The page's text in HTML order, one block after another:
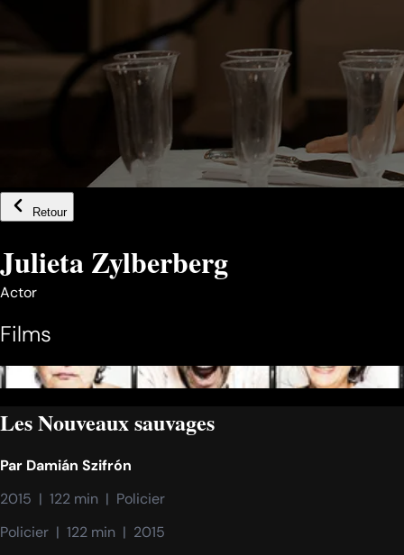
Retour
Julieta Zylberberg
Actor
Films
Les Nouveaux sauvages
Par Damián Szifrón
2015  |  122 min  |  Policier
Policier  |  122 min  |  2015